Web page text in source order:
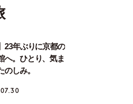
23年ぶりに京都の
へ。ひとり、気ま
のしみ。